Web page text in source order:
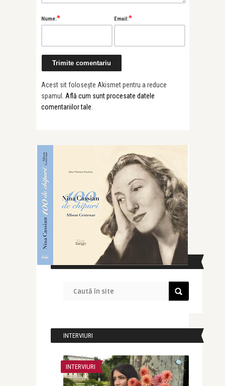
Nume:* Email:*
Acest sit folosește Akismet pentru a reduce
spamul. Află cum sunt procesate datele
comentariilor tale
CAUTĂ ÎN SITE
INTERVIURI
INTERVIURI